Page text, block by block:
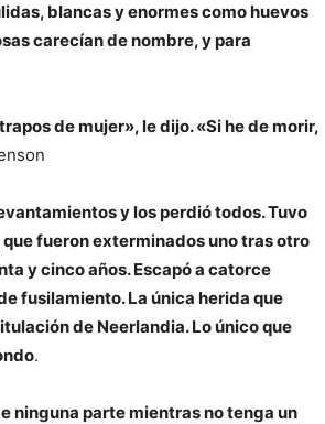
blancas y enormes como huevos
carecían de nombre, y para
de mujer», le dijo. «Si he de morir,
y los perdió todos. Tuvo
fueron exterminados uno tras otro
y cinco años. Escapó a catorce
fusilamiento. La única herida que
de Neerlandia. Lo único que
.
ninguna parte mientras no tenga un